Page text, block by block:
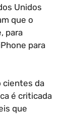
Unidos
que o
para
para
cientes da
é criticada
que